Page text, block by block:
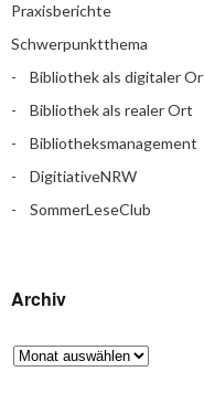
Praxisberichte
Schwerpunktthema
Bibliothek als digitaler
Bibliothek als realer Ort
Bibliotheksmanagement
DigitiativeNRW
SommerLeseClub
Archiv